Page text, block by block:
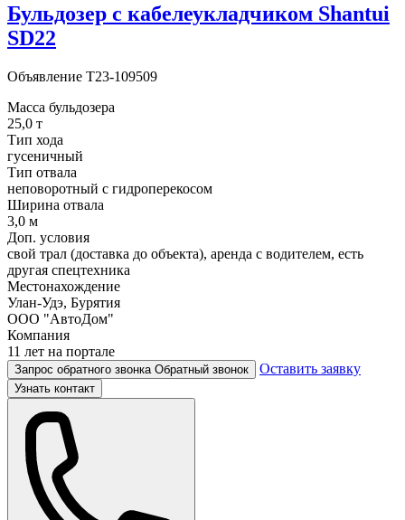
Бульдозер с кабелеукладчиком Shantui
SD22
Объявление T23-109509
Масса бульдозера
25,0 т
Тип хода
гусеничный
Тип отвала
неповоротный с гидроперекосом
Ширина отвала
3,0 м
Доп. условия
свой трал (доставка до объекта), аренда с водителем, есть
другая спецтехника
Местонахождение
Улан-Удэ, Бурятия
ООО "АвтоДом"
Компания
11 лет на портале
Запрос обратного звонка Обратный звонок Оставить заявку
Узнать контакт